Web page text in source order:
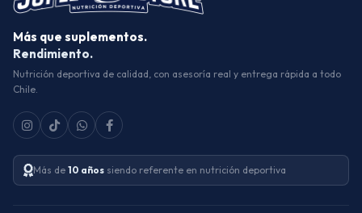
Más que suplementos.
Rendimiento.
Nutrición deportiva de calidad, con asesoría real y entrega rápida a todo
Chile.
Más de 10 años siendo referente en nutrición deportiva